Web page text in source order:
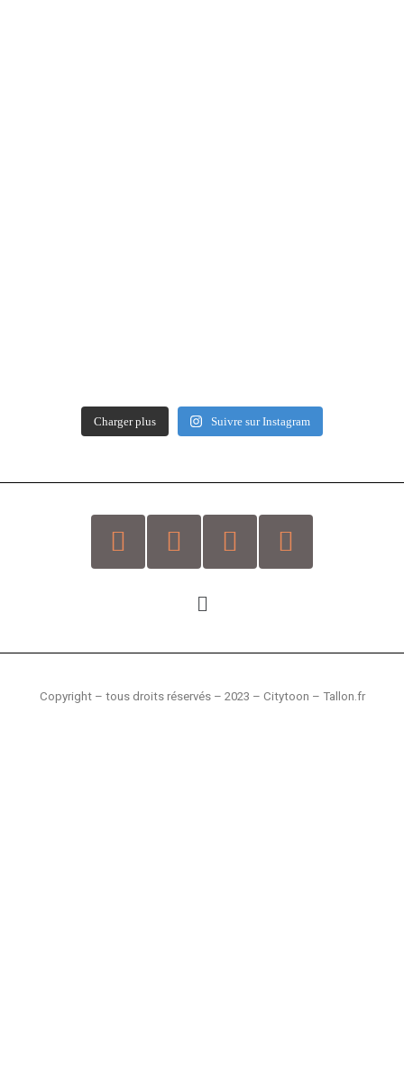
Charger plus Suivre sur Instagram
Copyright – tous droits réservés – 2023 – Citytoon – Tallon.fr